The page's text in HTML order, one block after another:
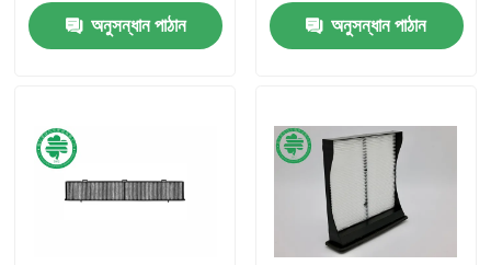
পণ্য
ভিডিও
অনুসন্ধান পাঠান অনুসন্ধান পাঠান